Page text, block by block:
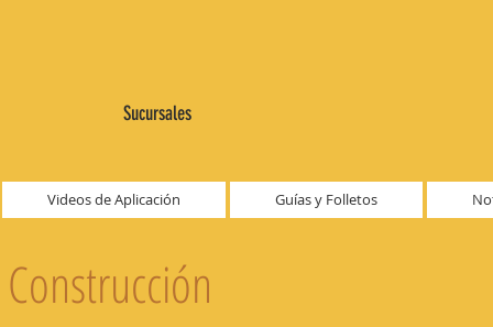
Sucursales
Videos de Aplicación Guías y Folletos